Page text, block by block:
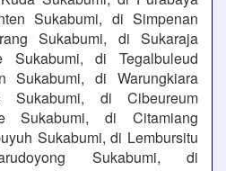
Sukabumi, di Simpenan
Sukabumi, di Sukaraja
Sukabumi, di Tegalbuleud
Sukabumi, di Warungkiara
Sukabumi, di Cibeureum
Sukabumi, di Citamiang
Sukabumi, di Lembursitu
Sukabumi, di